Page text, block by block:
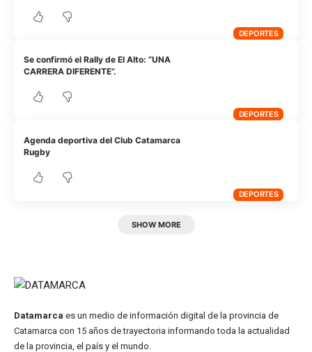
DEPORTES
DEPORTES
Se confirmó el Rally de El Alto: “UNA
CARRERA DIFERENTE”.
DEPORTES
Agenda deportiva del Club Catamarca
Rugby
SHOW MORE
Datamarca es un medio de información digital de la provincia de
Catamarca con 15 años de trayectoria informando toda la actualidad
de la provincia, el país y el mundo.